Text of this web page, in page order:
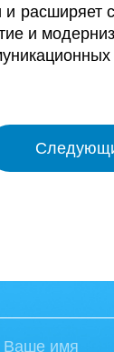
расширяет
и